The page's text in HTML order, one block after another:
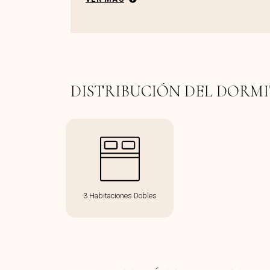
DISTRIBUCIÓN DEL
3 Habitaciones Dobles